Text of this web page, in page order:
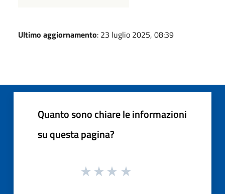
Ultimo aggiornamento: 23 luglio 2025, 08:39
Quanto sono chiare le informazioni
su questa pagina?